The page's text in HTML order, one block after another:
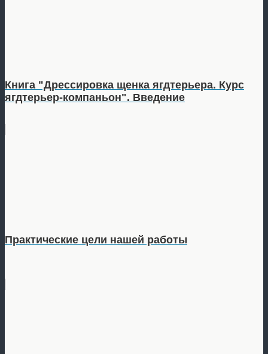
Книга "Дрессировка щенка ягдтерьера. Курс
ягдтерьер-компаньон". Введение
Практические цели нашей работы